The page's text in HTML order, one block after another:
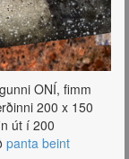
ONÍ, fimm
200 x 150
út í 200
panta beint